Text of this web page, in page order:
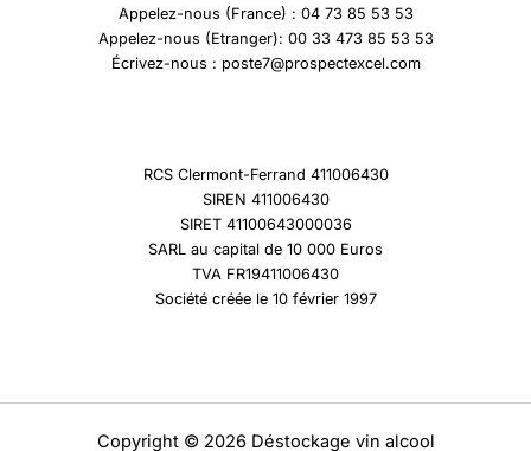
Appelez-nous (France) : 04 73 85 53 53
Appelez-nous (Etranger): 00 33 473 85 53 53
Écrivez-nous : poste7@prospectexcel.com
RCS Clermont-Ferrand 411006430
SIREN 411006430
SIRET 41100643000036
SARL au capital de 10 000 Euros
TVA FR19411006430
Société créée le 10 février 1997
Copyright © 2026 Déstockage vin alcool